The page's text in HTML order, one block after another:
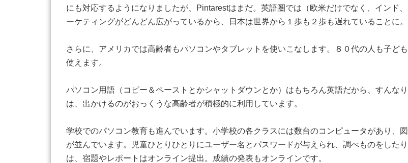
にも対応するようになりましたが、Pintarestはまだ。英語圏では（欧米だけでなく、インド
ーケティングがどんどん広がっているから、日本は世界から１歩も２歩も遅れていることに。
さらに、アメリカでは高齢者もパソコンやタブレットを使いこなします。８０代の人も子ど
使えます。
パソコン用語（コピー＆ペーストとかシャットダウンとか）はもちろん英語だから、すんな
は、出かけるのがおっくうな高齢者が積極的に利用しています。
学校でのパソコン教育も進んでいます。小学校の各クラスには数台のコンピュータがあり、
が並んでいます。児童ひとりひとりにユーザー名とパスワードが与えられ、調べものをした
は、宿題やレポートはオンライン提出。成績の発表もオンラインです。